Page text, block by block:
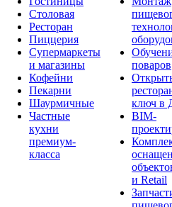
Столовая
Ресторан
Пиццерия
Супермаркеты
и магазины
Кофейни
Пекарни
Шаурмичные
Частные
кухни
премиум-
класса
поваров
ключ в
BIM-
и Retail